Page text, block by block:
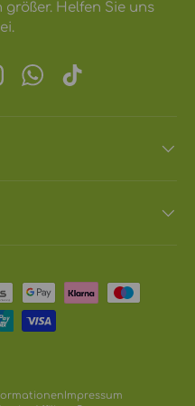
Helfen Sie uns
WhatsApp
TikTok
Impressum